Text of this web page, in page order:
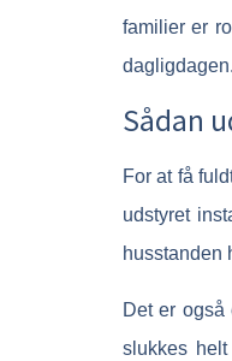
familier er
dagligdagen.
Sådan
For at få
udstyret
husstanden
Det er
slukkes